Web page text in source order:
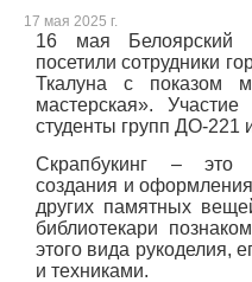
17 мая 2025 г.
16 мая Белоярский
посетили сотрудники
Ткалуна с показом
мастерская».
студенты групп ДО-221
Скрапбукинг – это
создания и
других памятных
библиотекари
этого вида рукоделия,
и техниками.